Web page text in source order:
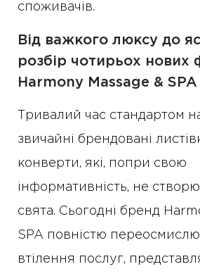
споживачів.
Від важкого люксу до
розбір чотирьох нових
Harmony Massage & SPA
Тривалий час стандартом
звичайні брендовані
конверти, які, попри свою
інформативність, не
свята. Сьогодні бренд
SPA повністю
втілення послуг,